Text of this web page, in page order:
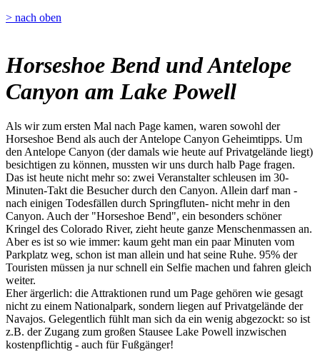
> nach oben
Horseshoe Bend und Antelope
Canyon am Lake Powell
Als wir zum ersten Mal nach Page kamen, waren sowohl der
Horseshoe Bend als auch der Antelope Canyon Geheimtipps. Um
den Antelope Canyon (der damals wie heute auf Privatgelände liegt)
besichtigen zu können, mussten wir uns durch halb Page fragen.
Das ist heute nicht mehr so: zwei Veranstalter schleusen im 30-
Minuten-Takt die Besucher durch den Canyon. Allein darf man -
nach einigen Todesfällen durch Springfluten- nicht mehr in den
Canyon. Auch der "Horseshoe Bend", ein besonders schöner
Kringel des Colorado River, zieht heute ganze Menschenmassen an.
Aber es ist so wie immer: kaum geht man ein paar Minuten vom
Parkplatz weg, schon ist man allein und hat seine Ruhe. 95% der
Touristen müssen ja nur schnell ein Selfie machen und fahren gleich
weiter.
Eher ärgerlich: die Attraktionen rund um Page gehören wie gesagt
nicht zu einem Nationalpark, sondern liegen auf Privatgelände der
Navajos. Gelegentlich fühlt man sich da ein wenig abgezockt: so ist
z.B. der Zugang zum großen Stausee Lake Powell inzwischen
kostenpflichtig - auch für Fußgänger!